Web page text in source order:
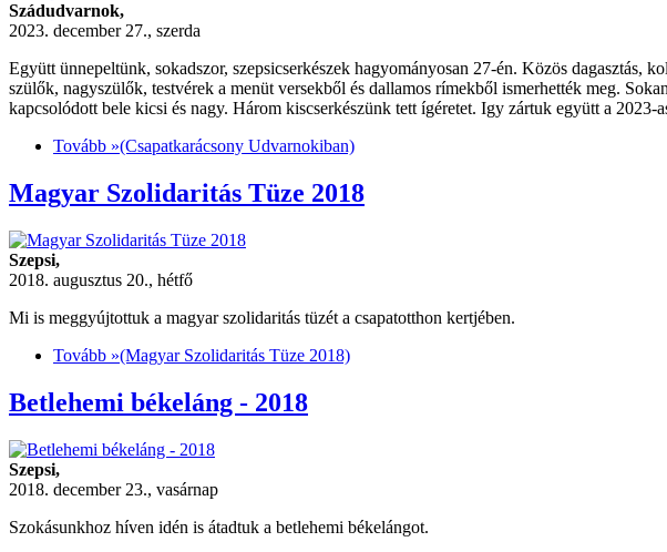
Szádudvarnok,
2023. december 27., szerda
Együtt ünnepeltünk, sokadszor, szepsicserkészek hagyományosan 27-én. Közös dagasztás,
szülők, nagyszülők, testvérek a menüt versekből és dallamos rímekből ismerhették meg.
kapcsolódott bele kicsi és nagy. Három kiscserkészünk tett ígéretet. Igy zártuk együtt a 2023-
Tovább »(Csapatkarácsony Udvarnokiban)
Magyar Szolidaritás Tüze 2018
Szepsi,
2018. augusztus 20., hétfő
Mi is meggyújtottuk a magyar szolidaritás tüzét a csapatotthon kertjében.
Tovább »(Magyar Szolidaritás Tüze 2018)
Betlehemi békeláng - 2018
Szepsi,
2018. december 23., vasárnap
Szokásunkhoz híven idén is átadtuk a betlehemi békelángot.